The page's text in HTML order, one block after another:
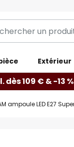
Extérieur
dès 109 € & -13
ampoule LED E27